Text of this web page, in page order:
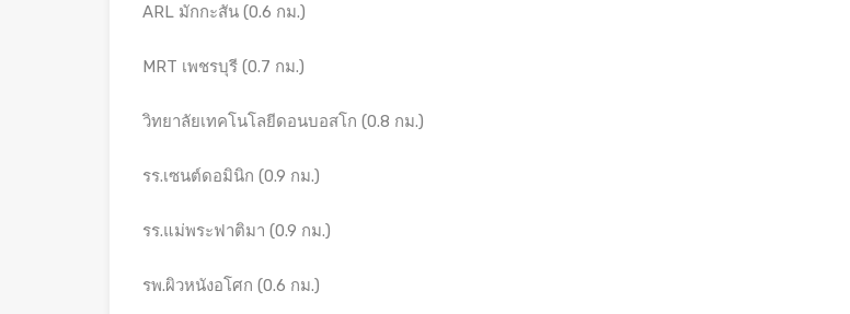
ARL มักกะสัน (0.6 กม.)
MRT เพชรบุรี (0.7 กม.)
วิทยาลัยเทคโนโลยีดอนบอสโก (0.8 กม.)
รร.เซนต์ดอมินิก (0.9 กม.)
รร.แม่พระฟาติมา (0.9 กม.)
รพ.ผิวหนังอโศก (0.6 กม.)